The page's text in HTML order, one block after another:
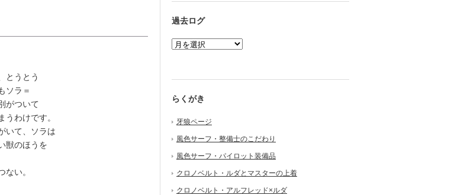
とうとう
ソラ＝
がついて
わけです。
いて、ソラは
獣のほうを
い。
過去ログ
らくがき
牙狼ページ
風色サーフ・整備士のこだわり
風色サーフ・パイロット装備品
クロノベルト・ルダとマスターの上着
クロノベルト・アルフレッド×ルダ